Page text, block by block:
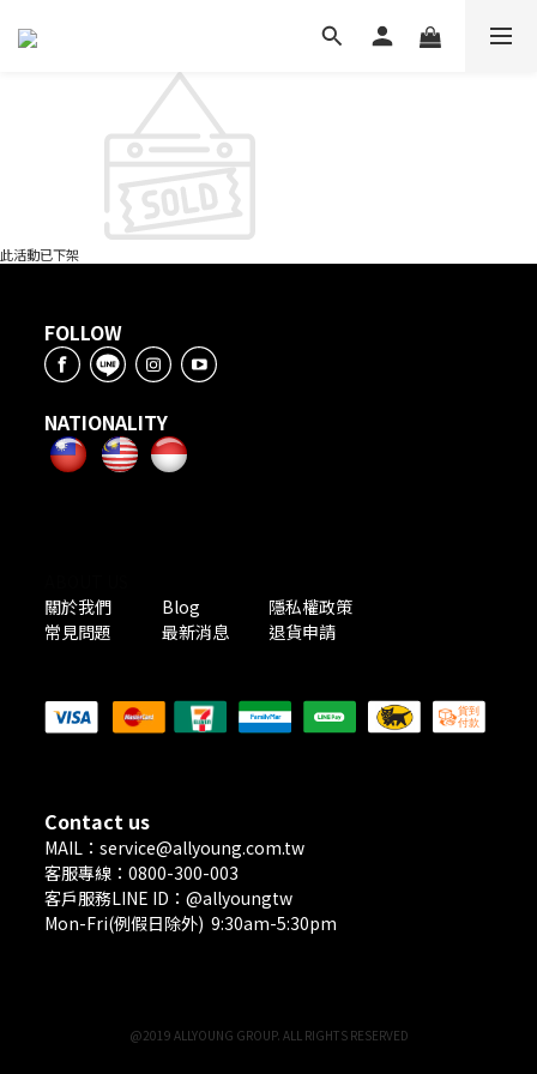
此活動已下架
FOLLOW
NATIONALITY
關於我們
Blog
隱私權政策
常見問題
最新消息 退貨申請
Contact us
MAIL：service@allyoung.com.tw
客服專線：0800-300-003
客戶服務LINE ID：@allyoungtw
Mon-Fri(例假日除外) 9:30am-5:30pm
@2019 ALLYOUNG GROUP. ALL RIGHTS RESERVED